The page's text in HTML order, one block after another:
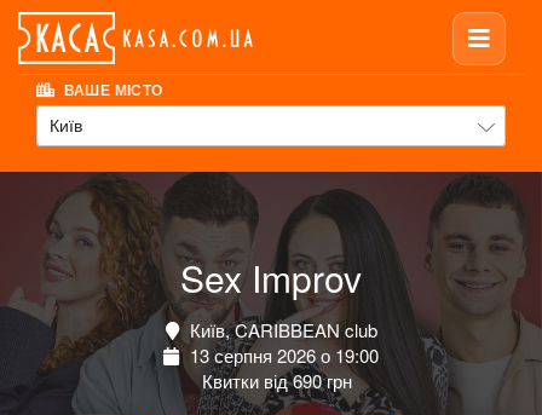
ВАШЕ МІСТО
Київ
Sex Improv
Київ, CARIBBEAN club
13 серпня 2026 о 19:00
Квитки від 690 грн